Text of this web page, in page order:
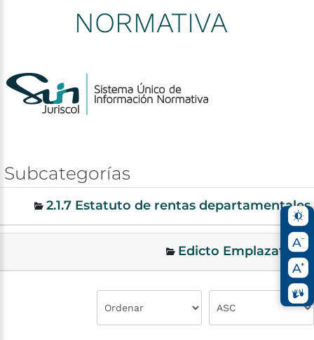
NORMATIVA
Subcategorías
2.1.7 Estatuto de rentas departamentales
Edicto Emplazatorio